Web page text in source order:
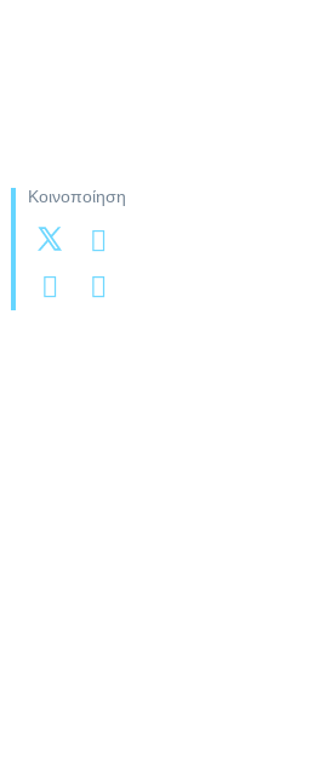
Κοινοποίηση